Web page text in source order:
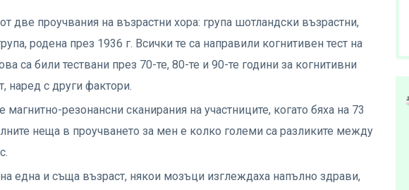
две проучвания на възрастни хора: група шотландски възрастни,
родена през 1936 г. Всички те са направили когнитивен тест на
са били тествани през 70-те, 80-те и 90-те години за когнитивни
наред с други фактори.
резонансни сканирания на участниците, когато бяха на 73
неща в проучването за мен е колко големи са разликите между
една и съща възраст, някои мозъци изглеждаха напълно здрави,